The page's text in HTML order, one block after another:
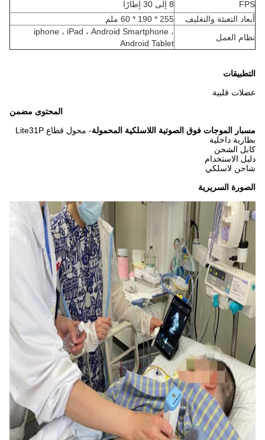
FPS
أبعاد التعبئة والتغليف
255 * 190 * 60 ملم
نظام العمل
iphone ، iPad ، Android Smartphone ،
Android Tablet
التطبيقات
عضلات قلبية
المحتوى مضمن
مسبار الموجات فوق الصوتية اللاسلكية المحمولة- محول قطاع Lite31P
بطارية داخلية
كابل الشحن
دليل الاستخدام
شاحن لاسلكي
الصورة السريرية